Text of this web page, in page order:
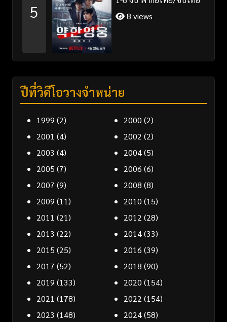
5
8 views
ปีที่วิดีโอวางจำหน่าย
1999 (2) 2000 (2)
2001 (4) 2002 (2)
2003 (4) 2004(5)
2005 (7) 2006 (6)
2007 (9) 2008 (8)
2009 (11) 2010 (15)
2011 (21) 2012 (28)
2013 (22) 2014(33)
2015 (25) 2016 (39)
2017 (52) 2018 (90)
2019 (133) 2020 (154)
2021 (178) 2022 (154)
2023 (148) 2024(58)